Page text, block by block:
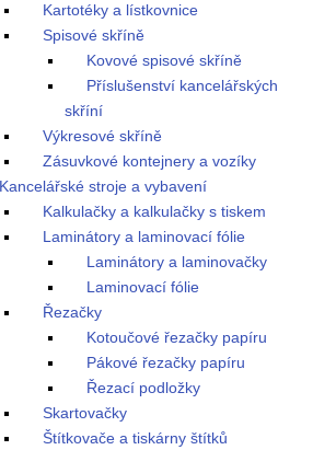
Kartotéky a lístkovnice
Spisové skříně
Kovové spisové skříně
Příslušenství kancelářských
skříní
Výkresové skříně
Zásuvkové kontejnery a vozíky
Kancelářské stroje a vybavení
Kalkulačky a kalkulačky s tiskem
Laminátory a laminovací fólie
Laminátory a laminovačky
Laminovací fólie
Řezačky
Kotoučové řezačky papíru
Pákové řezačky papíru
Řezací podložky
Skartovačky
Štítkovače a tiskárny štítků